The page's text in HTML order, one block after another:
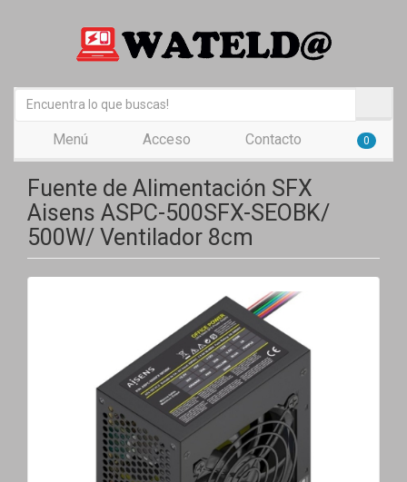
Menú Acceso Contacto 0
Fuente de Alimentación SFX
Aisens ASPC-500SFX-SEOBK/
500W/ Ventilador 8cm